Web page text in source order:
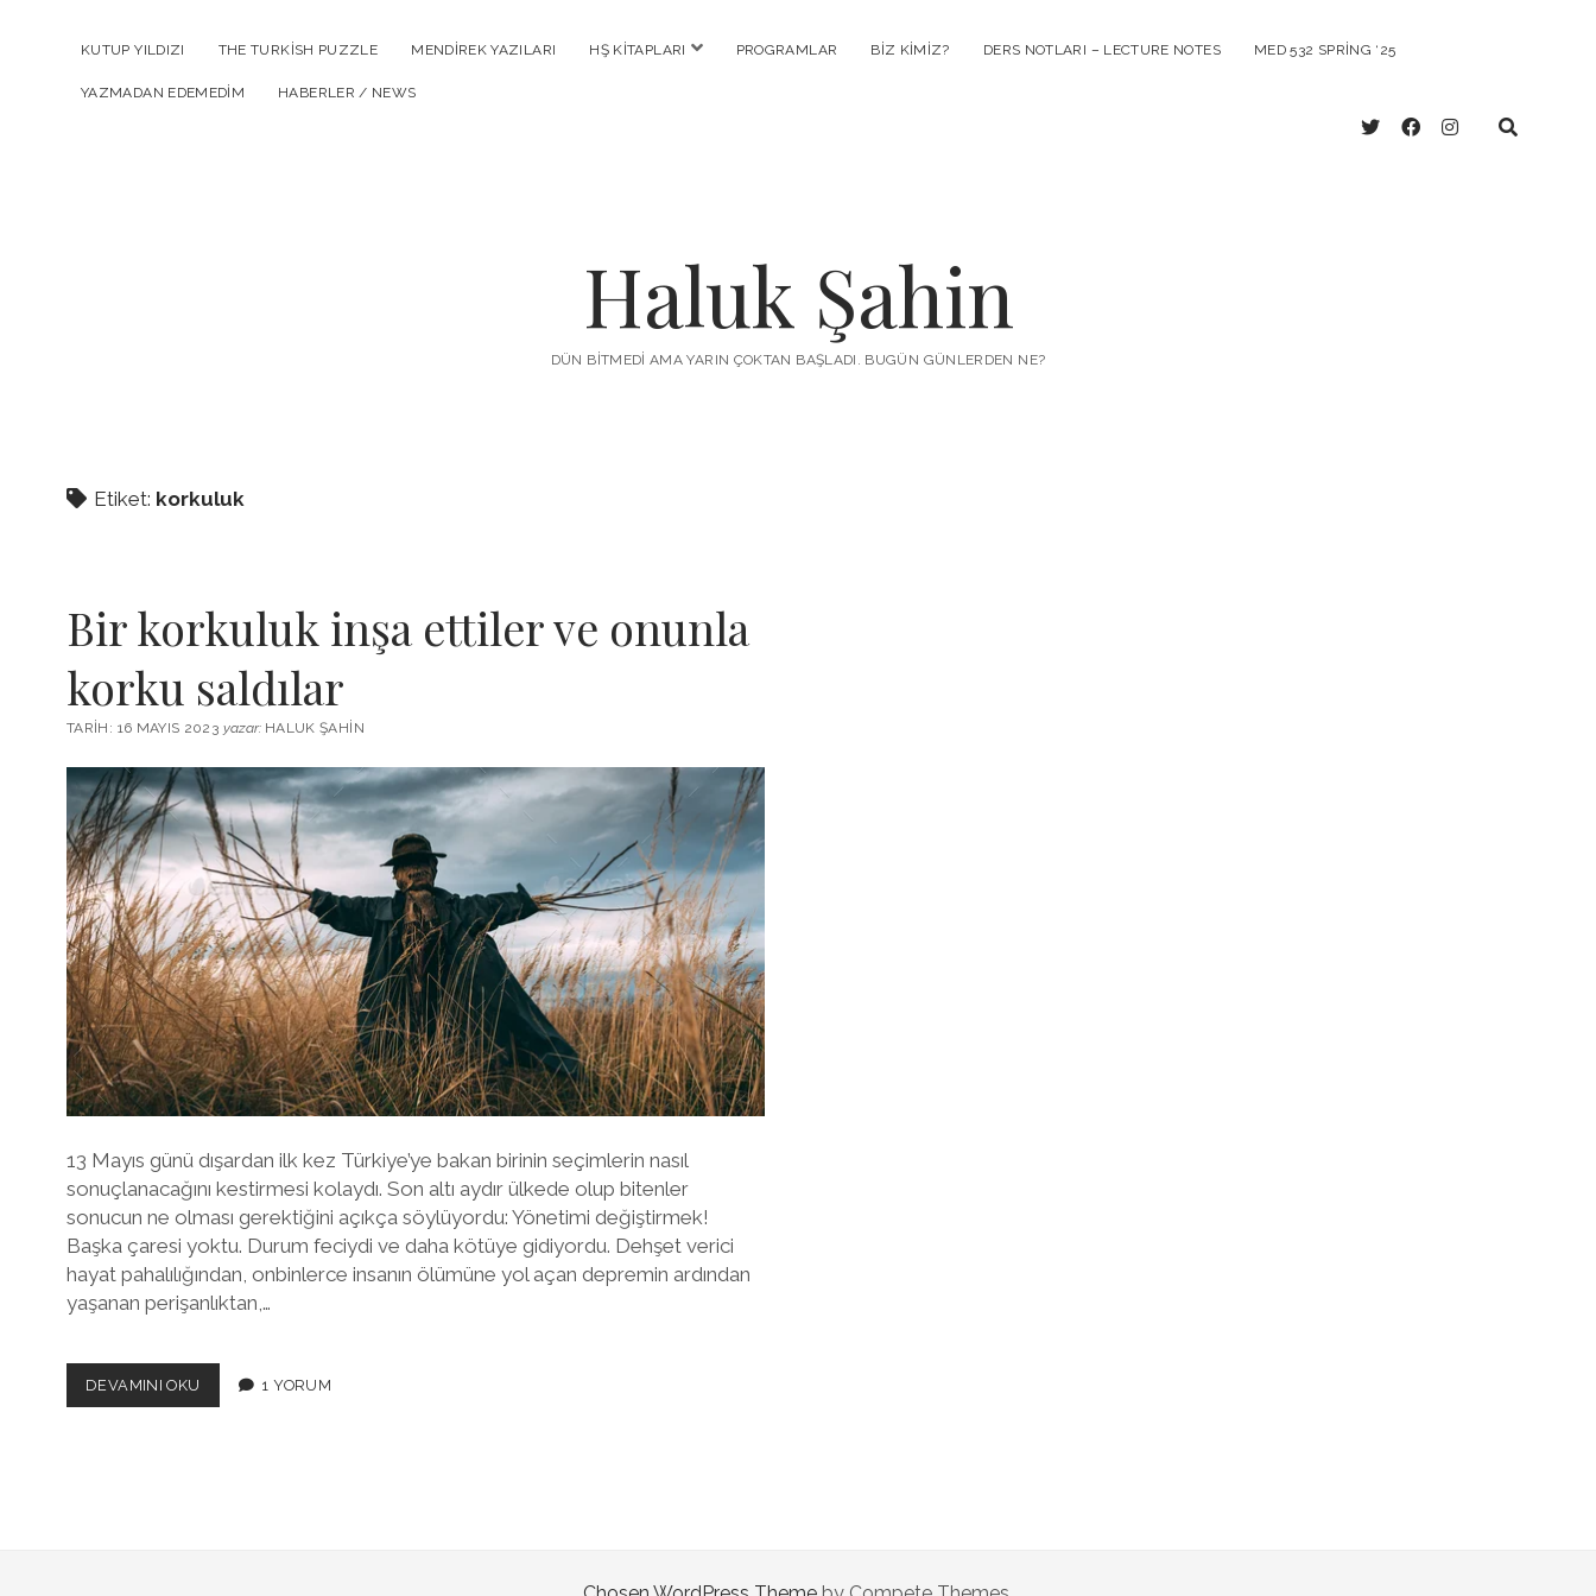
KUTUP YILDIZI THE TURKISH PUZZLE MENDIREK YAZILARI HŞ KITAPLARI menüyüPROGRAMLAR BIZ KIMIZ? DERS NOTLARI – LECTURE NOTES MED 532 SPRING ‘25
YAZMADAN EDEMEDIM HABERLER / NEWS
twitterfacebook
instagram
Haluk Şahin
DÜN BITMEDI AMA YARIN ÇOKTAN BAŞLADI. BUGÜN GÜNLERDEN NE?
Etiket: korkuluk
Bir korkuluk inşa ettiler ve onunla
korku saldılar
TARIH: 16 MAYIS 2023 yazar:HALUK ŞAHIN
13 Mayıs günü dışardan ilk kez Türkiye’ye bakan birinin seçimlerin nasıl
sonuçlanacağını kestirmesi kolaydı. Son altı aydır ülkede olup bitenler
sonucun ne olması gerektiğini açıkça söylüyordu: Yönetimi değiştirmek!
Başka çaresi yoktu. Durum feciydi ve daha kötüye gidiyordu. Dehşet verici
hayat pahalılığından, onbinlerce insanın ölümüne yol açan depremin ardından
yaşanan perişanlıktan,…
DEVAMINI OKU
KORKULUK
1 YORUM